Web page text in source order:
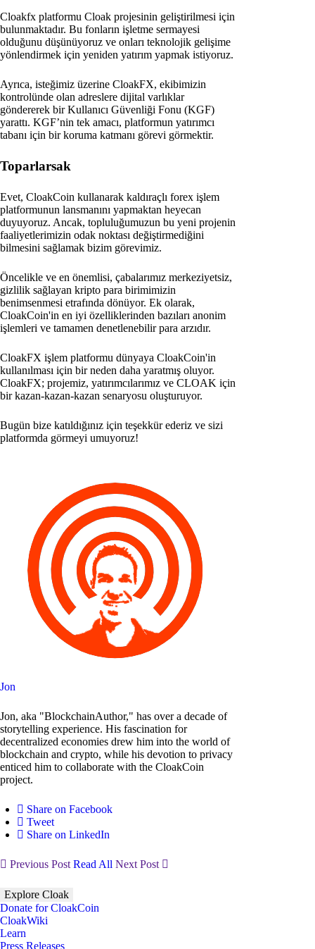
Cloakfx platformu Cloak projesinin geliştirilmesi için
bulunmaktadır. Bu fonların işletme sermayesi
olduğunu düşünüyoruz ve onları teknolojik gelişime
yönlendirmek için yeniden yatırım yapmak istiyoruz.
Ayrıca, isteğimiz üzerine CloakFX, ekibimizin
kontrolünde olan adreslere dijital varlıklar
göndererek bir Kullanıcı Güvenliği Fonu (KGF)
yarattı. KGF’nin tek amacı, platformun yatırımcı
tabanı için bir koruma katmanı görevi görmektir.
Toparlarsak
Evet, CloakCoin kullanarak kaldıraçlı forex işlem
platformunun lansmanını yapmaktan heyecan
duyuyoruz. Ancak, topluluğumuzun bu yeni projenin
faaliyetlerimizin odak noktası değiştirmediğini
bilmesini sağlamak bizim görevimiz.
Öncelikle ve en önemlisi, çabalarımız merkeziyetsiz,
gizlilik sağlayan kripto para birimimizin
benimsenmesi etrafında dönüyor. Ek olarak,
CloakCoin'in en iyi özelliklerinden bazıları anonim
işlemleri ve tamamen denetlenebilir para arzıdır.
CloakFX işlem platformu dünyaya CloakCoin'in
kullanılması için bir neden daha yaratmış oluyor.
CloakFX; projemiz, yatırımcılarımız ve CLOAK için
bir kazan-kazan-kazan senaryosu oluşturuyor.
Bugün bize katıldığınız için teşekkür ederiz ve sizi
platformda görmeyi umuyoruz!
Jon
Jon, aka "BlockchainAuthor," has over a decade of
storytelling experience. His fascination for
decentralized economies drew him into the world of
blockchain and crypto, while his devotion to privacy
enticed him to collaborate with the CloakCoin
project.
Share on Facebook
Tweet
Share on LinkedIn
Previous Post Read All Next Post
Explore Cloak
Donate for CloakCoin
CloakWiki
Learn
Press Releases